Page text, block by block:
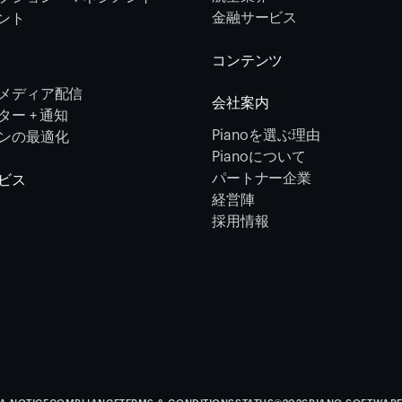
ト
ディア配信
ー + 通知
の最適化
ス
金融サービス
コンテンツ
会社案内
Pianoを選ぶ理由
Pianoについて
パートナー企業
経営陣
採用情報